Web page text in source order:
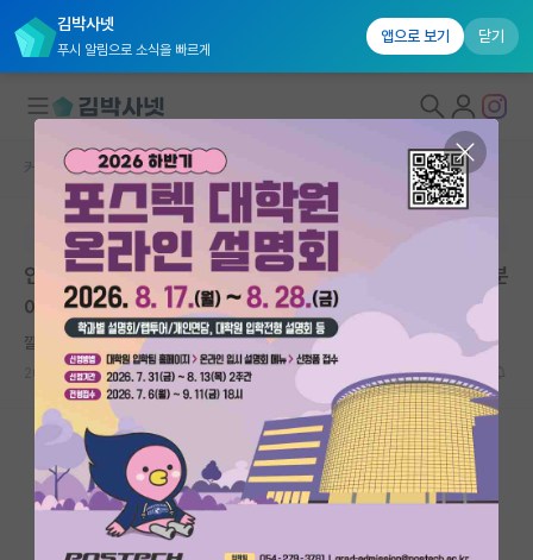
김박사넷
푸시 알림으로 소식을 빠르게
앱으로 보기 닫기
대학원생 모집
국내대학원 정보
연구실&오픈랩
커뮤니티
커뮤니티 홈
전체글보기
베스트 게시판
IF 명예의전당
커뮤니티 홈 자유 게시판(아무개랩)
본문이 수정되지 않는 박제글입니다.
인공지능 전문가라고 활동하는 분중에 성추행문제 있는 분
이 있네요.
깔끔한 아르키메데스
2023.12.05 22 6395